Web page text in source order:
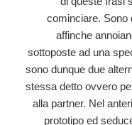
cominciare. Sono
affinche
sottoposte ad una
sono dunque due
stessa detto ovvero
alla partner. Nel
prototipo ed